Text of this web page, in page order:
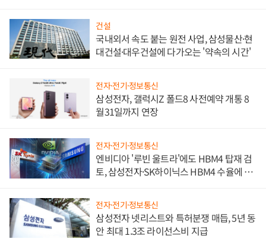
건설
국내외서 속도 붙는 원전 사업, 삼성물산·현
대건설·대우건설에 다가오는 '약속의 시간'
전자·전기·정보통신
삼성전자, 갤럭시Z 폴드8 사전예약 개통 8
월31일까지 연장
전자·전기·정보통신
엔비디아 '루빈 울트라'에도 HBM4 탑재 검
토, 삼성전자·SK하이닉스 HBM4 수율에 주
전자·전기·정보통신
삼성전자 넷리스트와 특허분쟁 매듭, 5년 동
안 최대 1.3조 라이선스비 지급